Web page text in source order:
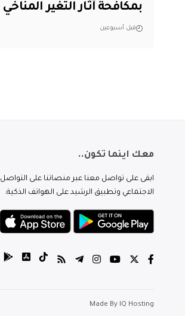
بمكافحة آثار التغير المناخي
قبل أسبوعين
معك اينما تكون..
ابقى على تواصل معنا عبر منصاتنا على التواصل
الاجتماعي وتطبيق الرشيد على الهواتف الذكية.
Made By IQ Hosting